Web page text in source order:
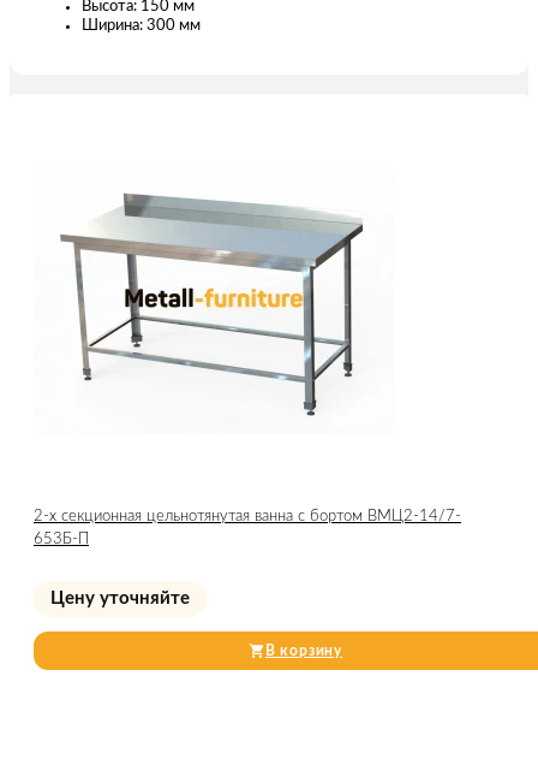
Высота: 150 мм
Ширина: 300 мм
2-х секционная цельнотянутая ванна с бортом ВМЦ2-14/7-
653Б-П
Цену уточняйте
В корзину